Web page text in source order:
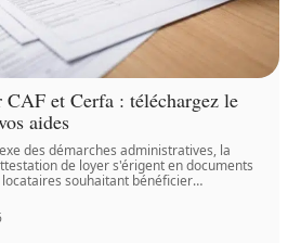
CAF et Cerfa : téléchargez le
aides
des démarches administratives, la
de loyer s'érigent en documents
souhaitant bénéficier…